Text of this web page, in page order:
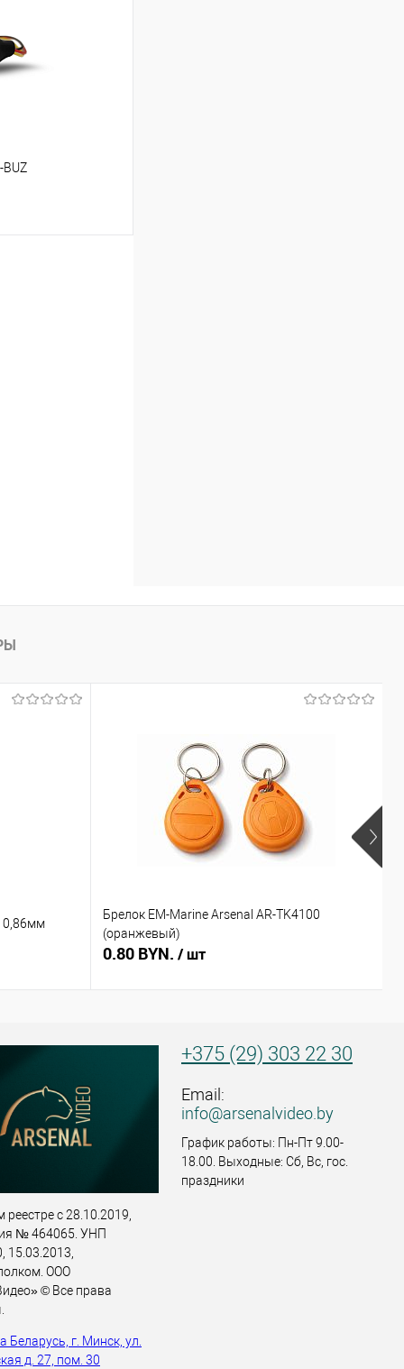
наличии
0,86мм
Брелок EM-Marine Arsenal AR-TK4100
(оранжевый)
0.80 BYN. / шт
реестре с 28.10.2019,
№ 464065. УНП
15.03.2013,
ООО
© Все права
Беларусь, г. Минск, ул.
д. 27, пом. 30
+375 (29) 303 22 30
Email:
info@arsenalvideo.by
График работы: Пн-Пт 9.00-
18.00. Выходные: Сб, Вс, гос.
праздники